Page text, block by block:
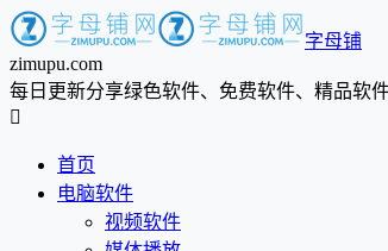
字母铺
zimupu.com
每日更新分享绿色软件、免费软件、精品软件

首页
电脑软件
视频软件